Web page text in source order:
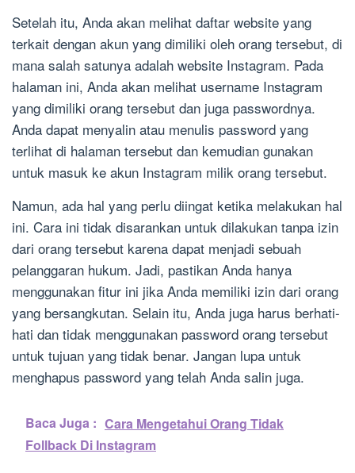
Setelah itu, Anda akan melihat daftar website yang
terkait dengan akun yang dimiliki oleh orang tersebut, di
mana salah satunya adalah website Instagram. Pada
halaman ini, Anda akan melihat username Instagram
yang dimiliki orang tersebut dan juga passwordnya.
Anda dapat menyalin atau menulis password yang
terlihat di halaman tersebut dan kemudian gunakan
untuk masuk ke akun Instagram milik orang tersebut.
Namun, ada hal yang perlu diingat ketika melakukan hal
ini. Cara ini tidak disarankan untuk dilakukan tanpa izin
dari orang tersebut karena dapat menjadi sebuah
pelanggaran hukum. Jadi, pastikan Anda hanya
menggunakan fitur ini jika Anda memiliki izin dari orang
yang bersangkutan. Selain itu, Anda juga harus berhati-
hati dan tidak menggunakan password orang tersebut
untuk tujuan yang tidak benar. Jangan lupa untuk
menghapus password yang telah Anda salin juga.
Baca Juga : Cara Mengetahui Orang Tidak
Follback Di Instagram